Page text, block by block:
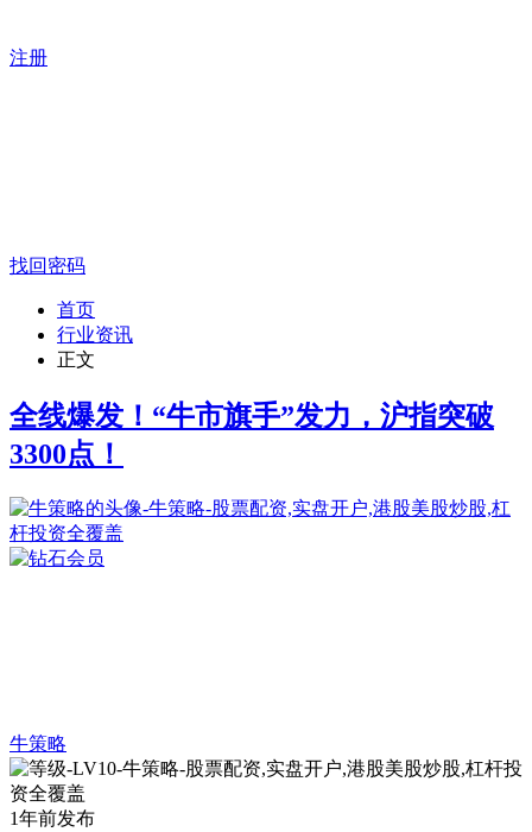
注册
找回密码
首页
行业资讯
正文
全线爆发！“牛市旗手”发力，沪指突破
3300点！
牛策略
1年前发布